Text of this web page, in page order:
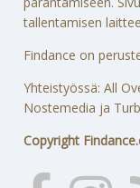
tallentamisen
Findance on
Yhteistyössä: All
Nostemedia ja
Copyright